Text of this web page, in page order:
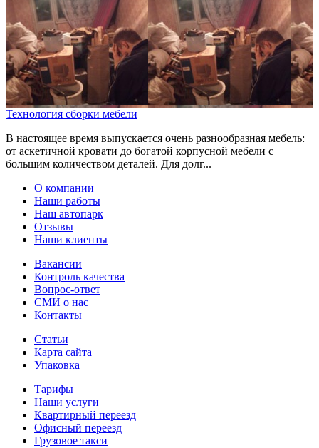
Технология сборки мебели
В настоящее время выпускается очень разнообразная мебель:
от аскетичной кровати до богатой корпусной мебели с
большим количеством деталей. Для долг...
О компании
Наши работы
Наш автопарк
Отзывы
Наши клиенты
Вакансии
Контроль качества
Вопрос-ответ
СМИ о нас
Контакты
Статьи
Карта сайта
Упаковка
Тарифы
Наши услуги
Квартирный переезд
Офисный переезд
Грузовое такси